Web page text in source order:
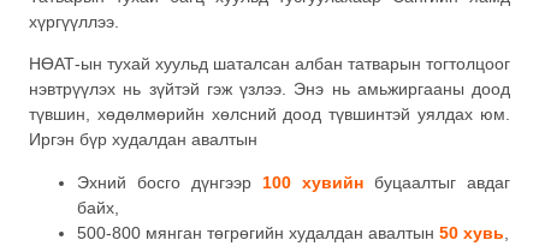
хүргүүллээ.
НӨАТ-ын тухай хуульд шаталсан албан татварын тогтолцоог
нэвтрүүлэх нь зүйтэй гэж үзлээ. Энэ нь амьжиргааны доод
түвшин, хөдөлмөрийн хөлсний доод түвшинтэй уялдах юм.
Иргэн бүр худалдан авалтын
Эхний босго дүнгээр 100 хувийн буцаалтыг авдаг
байх,
500-800 мянган төгрөгийн худалдан авалтын 50 хувь